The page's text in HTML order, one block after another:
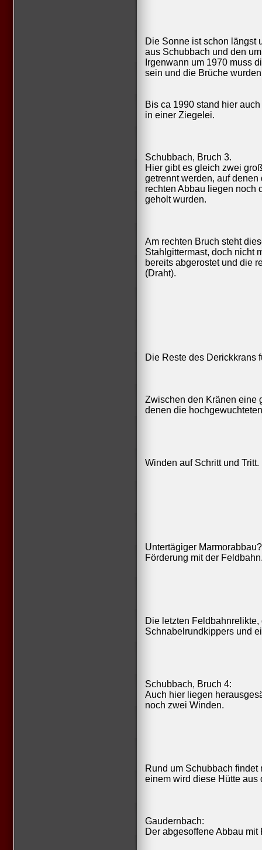
Die Sonne ist schon längst
aus Schubbach und den
Irgenwann um 1970 muss
sein und die Brüche
Bis ca 1990 stand hier
in einer Ziegelei.
Schubbach, Bruch 3.
Hier gibt es gleich zwei
getrennt werden, auf
rechten Abbau liegen noch
geholt wurden.
Am rechten Bruch steht
Stahlgittermast, doch nicht
bereits abgerostet und die
(Draht).
Die Reste des Derickkrans
Zwischen den Kränen eine
denen die
Winden auf Schritt und Tritt.
Untertägiger
Förderung mit der
Die letzten
Schnabelrundkippers und
Schubbach, Bruch 4:
Auch hier liegen
noch zwei Winden.
Rund um Schubbach
einem wird diese Hütte aus
Gaudernbach:
Der abgesoffene Abbau mit